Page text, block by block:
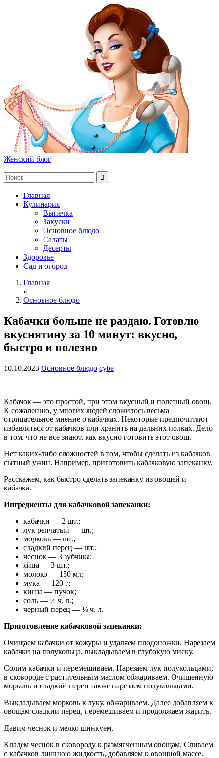
Женский блог
Главная
Кулинария
Выпечка
Закуски
Основное блюдо
Салаты
Десерты
Здоровье
Сад и огород
Главная
»
Основное блюдо
Кабачки больше не раздаю. Готовлю
вкуснятину за 10 минут: вкусно,
быстро и полезно
10.10.2023 Основное блюдо cybe
Кабачок — это простой, при этом вкусный и полезный овощ.
К сожалению, у многих людей сложилось весьма
отрицательное мнение о кабачках. Некоторые предпочитают
избавляться от кабачков или хранить на дальних полках. Дело
в том, что не все знают, как вкусно готовить этот овощ.
Нет каких-либо сложностей в том, чтобы сделать из кабачков
сытный ужин. Например, приготовить кабачковую запеканку.
Расскажем, как быстро сделать запеканку из овощей и
кабачка.
Ингредиенты для кабачковой запеканки:
кабачки — 2 шт.;
лук репчатый — шт.;
морковь — шт.;
сладкий перец — шт.;
чеснок — 3 зубчика;
яйца — 3 шт.;
молоко — 150 мл;
мука — 120 г;
кинза — пучок;
соль — ½ ч. л.;
черный перец — ⅓ ч. л.
Приготовление кабачковой запеканки:
Очищаем кабачки от кожуры и удаляем плодоножки. Нарезаем
кабачки на полукольца, выкладываем в глубокую миску.
Солим кабачки и перемешиваем. Нарезаем лук полукольцами,
в сковороде с растительным маслом обжариваем. Очищенную
морковь и сладкий перец также нарезаем полукольцами.
Выкладываем морковь к луку, обжариваем. Далее добавляем к
овощам сладкий перец, перемешиваем и продолжаем жарить.
Давим чеснок и мелко шинкуем.
Кладем чеснок в сковороду к размягченным овощам. Сливаем
с кабачков лишнюю жидкость, добавляем к овощной массе.